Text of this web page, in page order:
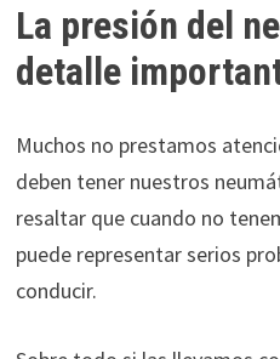
La presión del
detalle
Muchos no prestamos
deben tener nuestros
resaltar que cuando no
puede representar serios
conducir.